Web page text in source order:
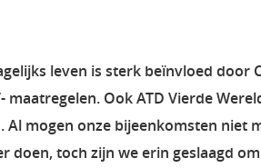
leven is sterk beïnvloed door
maatregelen. Ook ATD Vierde
Al mogen onze bijeenkomsten niet
doen, toch zijn we erin geslaagd